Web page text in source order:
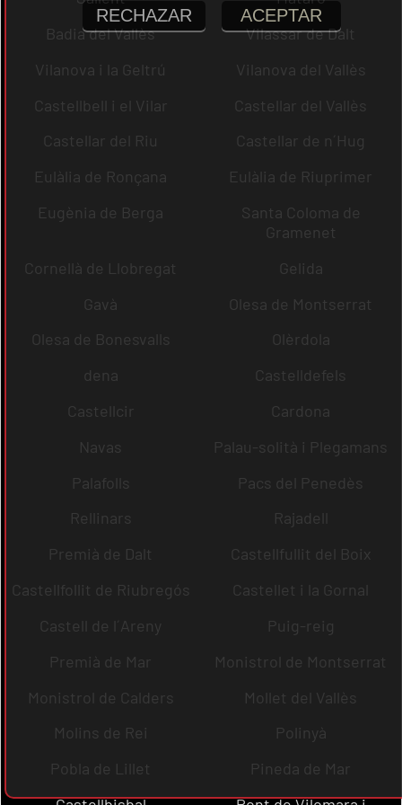
Badia del Vallès
Vilassar de Dalt
Vilanova i la Geltrú
Vilanova del Vallès
Castellbell i el Vilar
Castellar del Vallès
Castellar del Riu
Castellar de n´Hug
Eulàlia de Ronçana
Eulàlia de Riuprimer
Eugènia de Berga
Santa Coloma de
Gramenet
Cornellà de Llobregat
Gelida
Gavà
Olesa de Montserrat
Olesa de Bonesvalls
Olèrdola
dena
Castelldefels
Castellcir
Cardona
Navas
Palau-solità i Plegamans
Palafolls
Pacs del Penedès
Rellinars
Rajadell
Premià de Dalt
Castellfullit del Boix
Castellfollit de Riubregós
Castellet i la Gornal
Castell de l´Areny
Puig-reig
Premià de Mar
Monistrol de Montserrat
Monistrol de Calders
Mollet del Vallès
Molins de Rei
Polinyà
Pobla de Lillet
Pineda de Mar
RECHAZAR ACEPTAR